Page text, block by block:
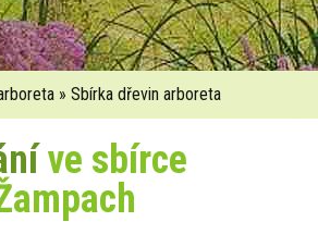
» Sbírka dřevin arboreta
ve sbírce